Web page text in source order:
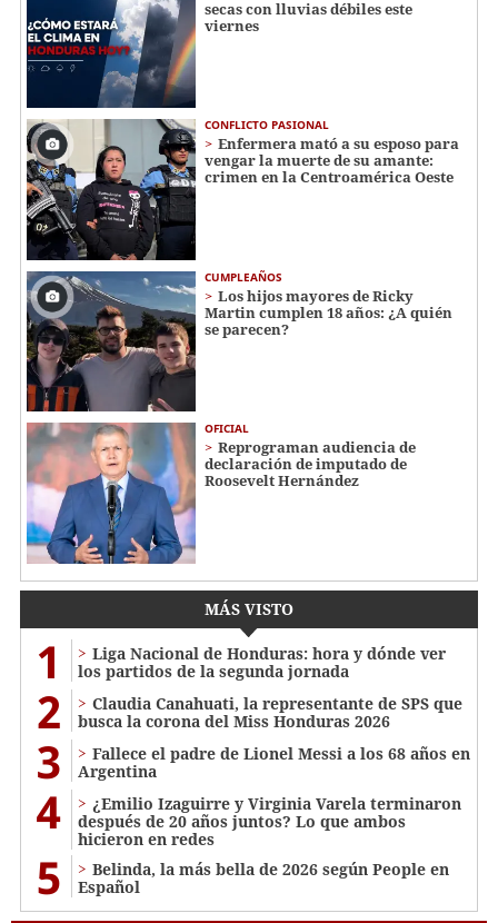
secas con lluvias débiles este
viernes
CONFLICTO PASIONAL
Enfermera mató a su esposo para
vengar la muerte de su amante:
crimen en la Centroamérica Oeste
CUMPLEAÑOS
Los hijos mayores de Ricky
Martin cumplen 18 años: ¿A quién
se parecen?
OFICIAL
Reprograman audiencia de
declaración de imputado de
Roosevelt Hernández
MÁS VISTO
1
Liga Nacional de Honduras: hora y dónde ver
los partidos de la segunda jornada
2
Claudia Canahuati, la representante de SPS que
busca la corona del Miss Honduras 2026
3
Fallece el padre de Lionel Messi a los 68 años en
Argentina
4
¿Emilio Izaguirre y Virginia Varela terminaron
después de 20 años juntos? Lo que ambos
hicieron en redes
5
Belinda, la más bella de 2026 según People en
Español